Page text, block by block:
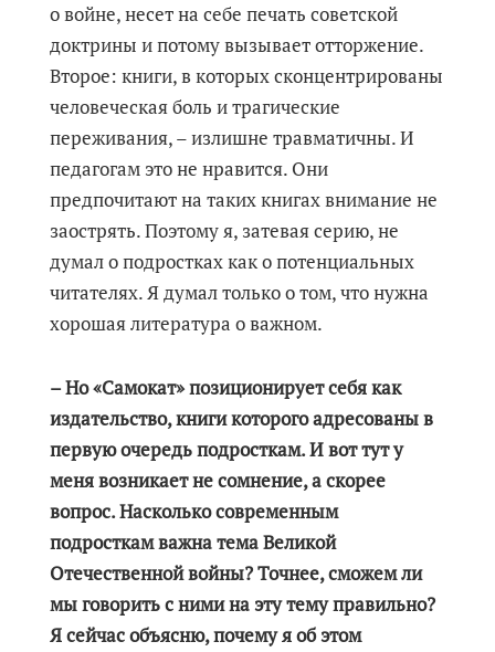
о войне, несет на себе печать советской
доктрины и потому вызывает отторжение.
Второе: книги, в которых сконцентрированы
человеческая боль и трагические
переживания, – излишне травматичны. И
педагогам это не нравится. Они
предпочитают на таких книгах внимание не
заострять. Поэтому я, затевая серию, не
думал о подростках как о потенциальных
читателях. Я думал только о том, что нужна
хорошая литература о важном.
– Но «Самокат» позиционирует себя как
издательство, книги которого адресованы в
первую очередь подросткам. И вот тут у
меня возникает не сомнение, а скорее
вопрос. Насколько современным
подросткам важна тема Великой
Отечественной войны? Точнее, сможем ли
мы говорить с ними на эту тему правильно?
Я сейчас объясню, почему я об этом